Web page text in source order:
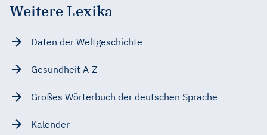
Weitere Lexika
Daten der Weltgeschichte
Gesundheit A-Z
Großes Wörterbuch der deutschen Sprache
Kalender